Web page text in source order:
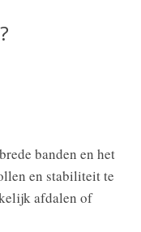
banden en het
en stabiliteit te
afdalen of